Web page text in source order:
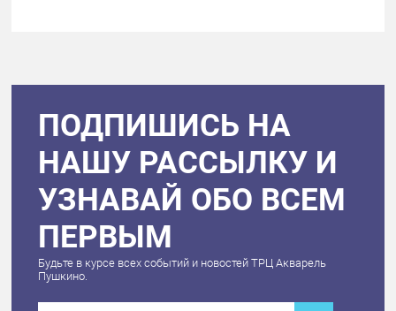
ПОДПИШИСЬ НА
НАШУ РАССЫЛКУ И
УЗНАВАЙ ОБО ВСЕМ
ПЕРВЫМ
Будьте в курсе всех событий и новостей ТРЦ Акварель
Пушкино.